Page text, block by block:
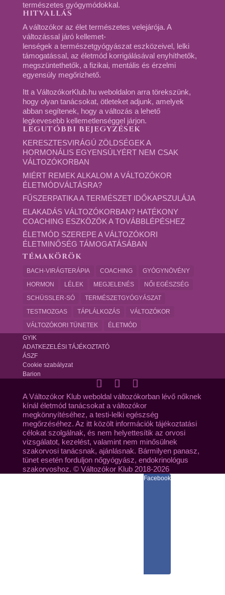
természetes gyógymódokkal.
HITVALLÁS
A változókor az élet természetes velejárója. A
változással járó kellemet-
lenségek a természetgyógyászat eszközeivel, lelki
támogatással, az életmód korrigálásával enyhíthetők,
megszüntethetők, a fizikai, mentális és érzelmi
egyensúly megőrizhető.
Itt a VáltozókorKlub.hu weboldalon arra törekszünk,
hogy olyan tanácsokat, ötleteket adjunk, amelyek
abban segítenek, hogy a változás a lehető
legkevesebb kellemetlenséggel járjon.
LEGUTÓBBI BEJEGYZÉSEK
KERESZTESVIRÁGÚ ZÖLDSÉGEK A
HORMONÁLIS EGYENSÚLYÉRT NEM CSAK
VÁLTOZÓKORBAN
MIÉRT REMEK ALKALOM A VÁLTOZÓKOR
ÉLETMÓDVÁLTÁSRA?
FŰSZERPATIKA A TERMÉSZET IDŐKAPSZULÁJA
ELAKADÁS VÁLTOZÓKORBAN? HATÉKONY
COACHING ESZKÖZÖK A TOVÁBBLÉPÉSHEZ
ÉLETMÓD SZEREPE A VÁLTOZÓKORI
ÉLETMINŐSÉG TÁMOGATÁSÁBAN
TÉMAKÖRÖK
BACH-VIRÁGTERÁPIA COACHING
GYÓGYNÖVÉNY
HORMON
LÉLEK MEGJELENÉS
NŐI EGÉSZSÉG
SCHÜSSLER-SÓ
TERMÉSZETGYÓGYÁSZAT
TESTMOZGAS
TÁPLÁLKOZÁS
VÁLTOZÓKOR
VÁLTOZÓKORI TÜNETEK
ÉLETMÓD
GYIK
ADATKEZELÉSI TÁJÉKOZTATÓ
ÁSZF
Cookie szabályzat
Barion
A Változókor Klub weboldal változókorban lévő nőknek
kínál életmód tanácsokat a változókor
megkönnyítéséhez, a testi-lelki egészség
megőrzéséhez. Az itt közölt információk tájékoztatási
célokat szolgálnak, és nem helyettesítik az orvosi
vizsgálatot, kezelést, valamint nem minősülnek
szakorvosi tanácsnak, ajánlásnak. Bármilyen panasz,
tünet esetén forduljon nőgyógyász, endokrinológus
szakorvoshoz. © Változókor Klub 2018-2026
Facebook